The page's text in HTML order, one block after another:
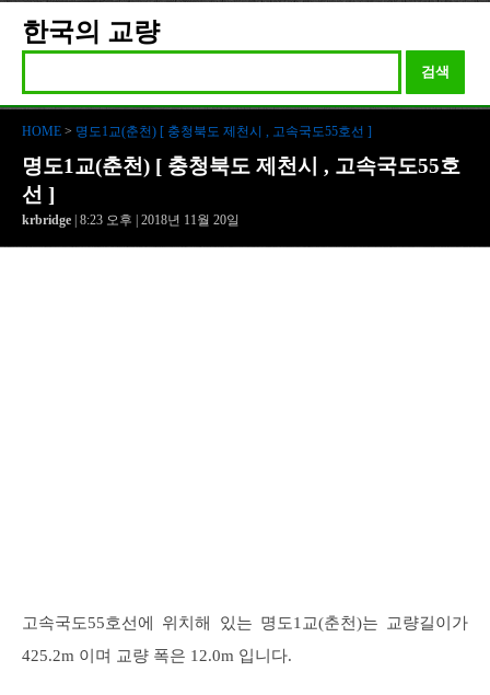
한국의 교량
검색
HOME > 명도1교(춘천) [ 충청북도 제천시 , 고속국도55호선 ]
명도1교(춘천) [ 충청북도 제천시 , 고속국도55호
선 ]
krbridge | 8:23 오후 | 2018년 11월 20일
고속국도55호선에 위치해 있는 명도1교(춘천)는 교량길이가
425.2m 이며 교량 폭은 12.0m 입니다.